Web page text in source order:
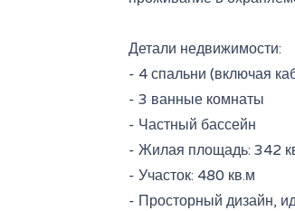
Детали недвижимости:
- 4 спальни (включая
- 3 ванные комнаты
- Частный бассейн
- Жилая площадь: 342
- Участок: 480 кв.м
- Просторный дизайн,